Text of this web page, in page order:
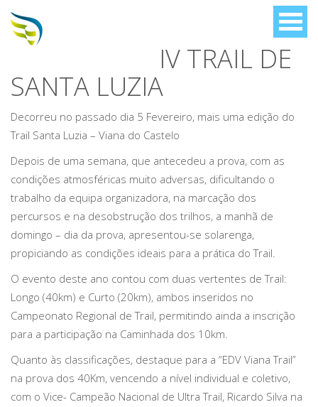
IV TRAIL DE
SANTA LUZIA
Decorreu no passado dia 5 Fevereiro, mais uma edição do
Trail Santa Luzia – Viana do Castelo
Depois de uma semana, que antecedeu a prova, com as
condições atmosféricas muito adversas, dificultando o
trabalho da equipa organizadora, na marcação dos
percursos e na desobstrução dos trilhos, a manhã de
domingo – dia da prova, apresentou-se solarenga,
propiciando as condições ideais para a prática do Trail.
O evento deste ano contou com duas vertentes de Trail:
Longo (40km) e Curto (20km), ambos inseridos no
Campeonato Regional de Trail, permitindo ainda a inscrição
para a participação na Caminhada dos 10km.
Quanto às classificações, destaque para a “EDV Viana Trail”
na prova dos 40Km, vencendo a nível individual e coletivo,
com o Vice- Campeão Nacional de Ultra Trail, Ricardo Silva na